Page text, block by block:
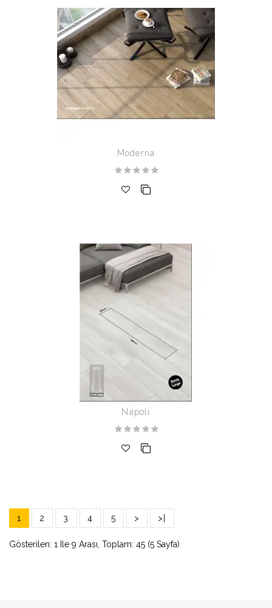
Moderna
Napoli
1 2 3 4 5 > >|
Gösterilen: 1 Ile 9 Arası, Toplam: 45 (5 Sayfa)